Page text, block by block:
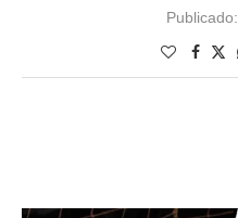
Publicado: